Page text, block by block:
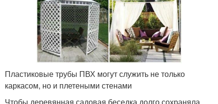
Пластиковые трубы ПВХ могут служить не только
каркасом, но и плетеными стенами